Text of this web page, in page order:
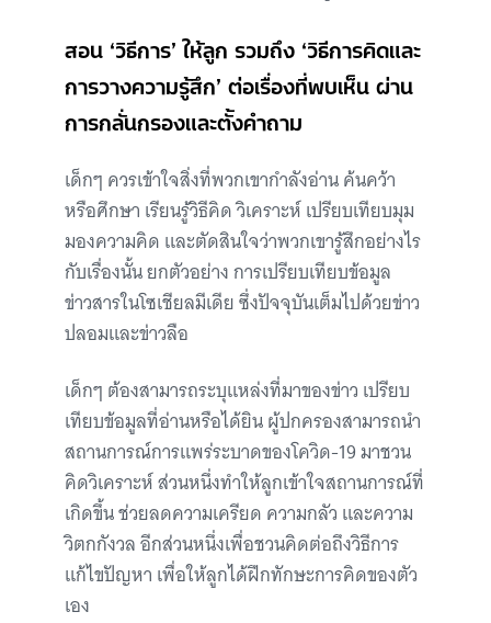
สอน ‘วิธีการ’ ให้ลูก รวมถึง ‘วิธีการคิดและ
การวางความรู้สึก’ ต่อเรื่องที่พบเห็น ผ่าน
การกลั่นกรองและตั้งคำถาม
เด็กๆ ควรเข้าใจสิ่งที่พวกเขากำลังอ่าน ค้นคว้า
หรือศึกษา เรียนรู้วิธีคิด วิเคราะห์ เปรียบเทียบมุม
มองความคิด และตัดสินใจว่าพวกเขารู้สึกอย่างไร
กับเรื่องนั้น ยกตัวอย่าง การเปรียบเทียบข้อมูล
ข่าวสารในโซเชียลมีเดีย ซึ่งปัจจุบันเต็มไปด้วยข่าว
ปลอมและข่าวลือ
เด็กๆ ต้องสามารถระบุแหล่งที่มาของข่าว เปรียบ
เทียบข้อมูลที่อ่านหรือได้ยิน ผู้ปกครองสามารถนำ
สถานการณ์การแพร่ระบาดของโควิด-19 มาชวน
คิดวิเคราะห์ ส่วนหนึ่งทำให้ลูกเข้าใจสถานการณ์ที่
เกิดขึ้น ช่วยลดความเครียด ความกลัว และความ
วิตกกังวล อีกส่วนหนึ่งเพื่อชวนคิดต่อถึงวิธีการ
แก้ไขปัญหา เพื่อให้ลูกได้ฝึกทักษะการคิดของตัว
เอง